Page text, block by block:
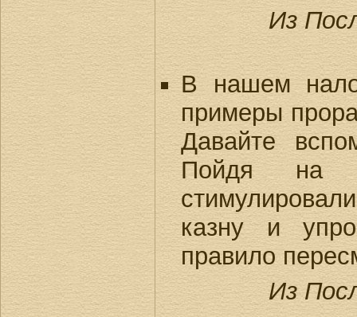
Из
В нашем
примеры
Давайте
Пойдя на
казну и
правило
Из